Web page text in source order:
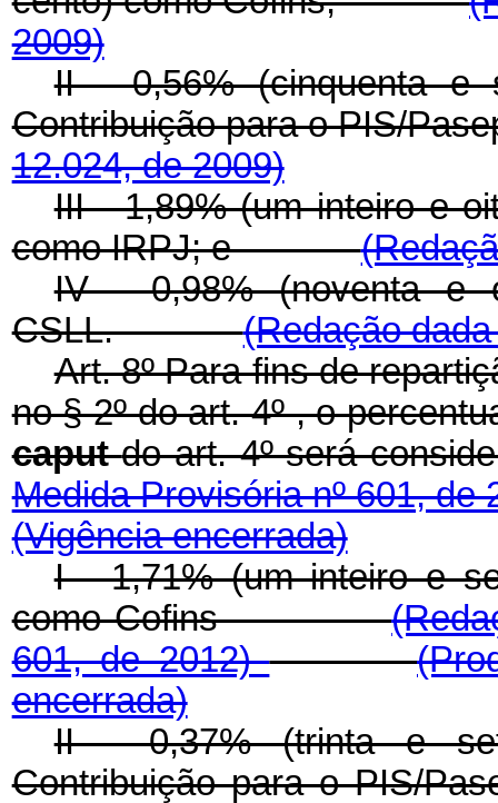
2009)
II - 0,56% (cinquenta e
Contribuição para o
12.024, de 2009)
III - 1,89% (um inteiro e
como IRPJ; e
IV - 0,98% (noventa e
CSLL.(Redação
Art. 8º Para fins de
no § 2º do art. 4º , o
caputdo art. 4º será
Medida Provisória nº 601, de
(Vigência encerrada)
I - 1,71% (um inteiro e
como Cofins
601, de 2012)
encerrada)
II - 0,37% (trinta e
Contribuição para o